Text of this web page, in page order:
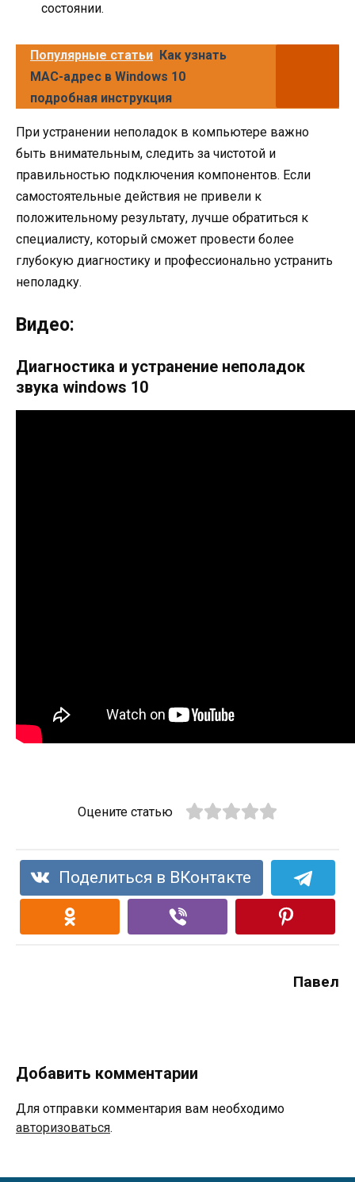
состоянии.
Популярные статьи Как узнать
MAC-адрес в Windows 10
подробная инструкция
При устранении неполадок в компьютере важно
быть внимательным, следить за чистотой и
правильностью подключения компонентов. Если
самостоятельные действия не привели к
положительному результату, лучше обратиться к
специалисту, который сможет провести более
глубокую диагностику и профессионально устранить
неполадку.
Видео:
Диагностика и устранение неполадок
звука windows 10
Оцените статью
Поделиться в ВКонтакте
Павел
Добавить комментарии
Для отправки комментария вам необходимо
авторизоваться.